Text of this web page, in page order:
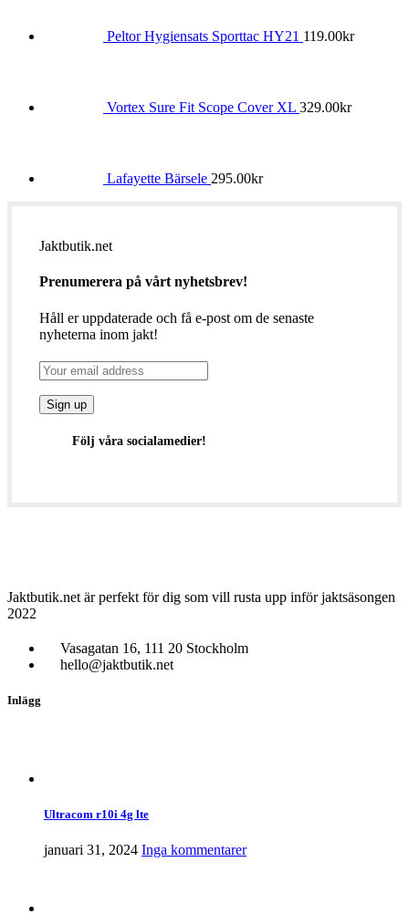
Peltor Hygiensats Sporttac HY21 119.00kr
Vortex Sure Fit Scope Cover XL 329.00kr
Lafayette Bärsele 295.00kr
Jaktbutik.net
Prenumerera på vårt nyhetsbrev!
Håll er uppdaterade och få e-post om de senaste
nyheterna inom jakt!
Följ våra socialamedier!
Jaktbutik.net är perfekt för dig som vill rusta upp inför jaktsäsongen
2022
Vasagatan 16, 111 20 Stockholm
hello@jaktbutik.net
Inlägg
Ultracom r10i 4g lte
januari 31, 2024 Inga kommentarer